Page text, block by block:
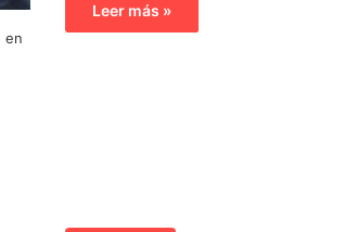
Leer más »
en